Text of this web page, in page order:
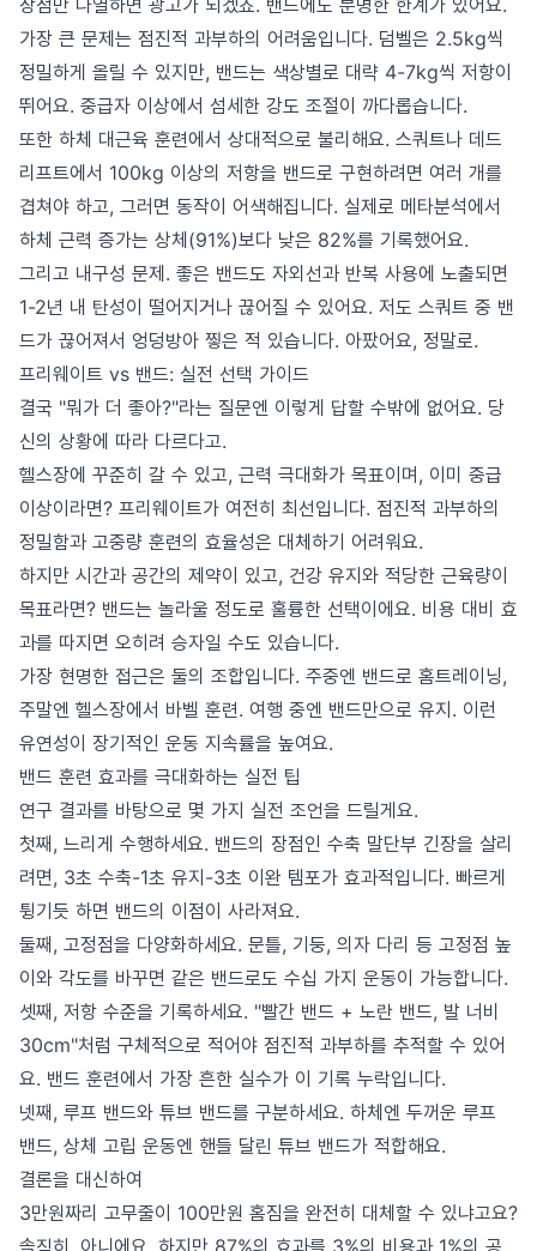
장점만 나열하면 광고가 되겠죠. 밴드에도 분명한 한계가 있어요.
가장 큰 문제는 점진적 과부하의 어려움입니다. 덤벨은 2.5kg씩
정밀하게 올릴 수 있지만, 밴드는 색상별로 대략 4-7kg씩 저항이
뛰어요. 중급자 이상에서 섬세한 강도 조절이 까다롭습니다.
또한 하체 대근육 훈련에서 상대적으로 불리해요. 스쿼트나 데드
리프트에서 100kg 이상의 저항을 밴드로 구현하려면 여러 개를
겹쳐야 하고, 그러면 동작이 어색해집니다. 실제로 메타분석에서
하체 근력 증가는 상체(91%)보다 낮은 82%를 기록했어요.
그리고 내구성 문제. 좋은 밴드도 자외선과 반복 사용에 노출되면
1-2년 내 탄성이 떨어지거나 끊어질 수 있어요. 저도 스쿼트 중 밴
드가 끊어져서 엉덩방아 찧은 적 있습니다. 아팠어요, 정말로.
프리웨이트 vs 밴드: 실전 선택 가이드
결국 "뭐가 더 좋아?"라는 질문엔 이렇게 답할 수밖에 없어요. 당
신의 상황에 따라 다르다고.
헬스장에 꾸준히 갈 수 있고, 근력 극대화가 목표이며, 이미 중급
이상이라면? 프리웨이트가 여전히 최선입니다. 점진적 과부하의
정밀함과 고중량 훈련의 효율성은 대체하기 어려워요.
하지만 시간과 공간의 제약이 있고, 건강 유지와 적당한 근육량이
목표라면? 밴드는 놀라울 정도로 훌륭한 선택이에요. 비용 대비 효
과를 따지면 오히려 승자일 수도 있습니다.
가장 현명한 접근은 둘의 조합입니다. 주중엔 밴드로 홈트레이닝,
주말엔 헬스장에서 바벨 훈련. 여행 중엔 밴드만으로 유지. 이런
유연성이 장기적인 운동 지속률을 높여요.
밴드 훈련 효과를 극대화하는 실전 팁
연구 결과를 바탕으로 몇 가지 실전 조언을 드릴게요.
첫째, 느리게 수행하세요. 밴드의 장점인 수축 말단부 긴장을 살리
려면, 3초 수축-1초 유지-3초 이완 템포가 효과적입니다. 빠르게
튕기듯 하면 밴드의 이점이 사라져요.
둘째, 고정점을 다양화하세요. 문틀, 기둥, 의자 다리 등 고정점 높
이와 각도를 바꾸면 같은 밴드로도 수십 가지 운동이 가능합니다.
셋째, 저항 수준을 기록하세요. "빨간 밴드 + 노란 밴드, 발 너비
30cm"처럼 구체적으로 적어야 점진적 과부하를 추적할 수 있어
요. 밴드 훈련에서 가장 흔한 실수가 이 기록 누락입니다.
넷째, 루프 밴드와 튜브 밴드를 구분하세요. 하체엔 두꺼운 루프
밴드, 상체 고립 운동엔 핸들 달린 튜브 밴드가 적합해요.
결론을 대신하여
3만원짜리 고무줄이 100만원 홈짐을 완전히 대체할 수 있냐고요?
솔직히, 아니에요. 하지만 87%의 효과를 3%의 비용과 1%의 공